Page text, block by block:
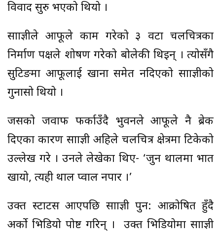
विवाद सुरु भएको थियो ।
साम्राज्ञीले आफूले काम गरेको ३ वटा चलचित्रका
निर्माण पक्षले शोषण गरेको बोलेकी थिइन् । त्योसँगै
सुटिङमा आफूलाई खाना समेत नदिएको साम्राज्ञीको
गुनासो थियो ।
जसको जवाफ फर्काउँदै भुवनले आफूले नै ब्रेक
दिएका कारण साम्राज्ञी अहिले चलचित्र क्षेत्रमा टिकेको
उल्लेख गरे । उनले लेखेका थिए- ‘जुन थालमा भात
खायो, त्यही थाल प्वाल नपार ।’
उक्त स्टाटस आएपछि साम्राज्ञी पुन: आक्रोषित हुँदै
अर्को भिडियो पोष्ट गरिन् । उक्त भिडियोमा साम्राज्ञी